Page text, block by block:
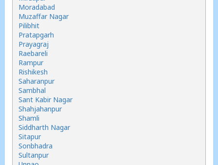
Moradabad
Muzaffar Nagar
Pilibhit
Pratapgarh
Prayagraj
Raebareli
Rampur
Rishikesh
Saharanpur
Sambhal
Sant Kabir Nagar
Shahjahanpur
Shamli
Siddharth Nagar
Sitapur
Sonbhadra
Sultanpur